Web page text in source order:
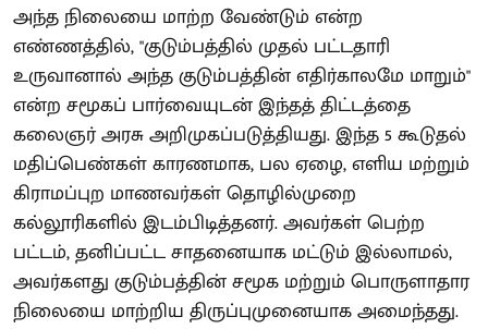
அந்த நிலையை மாற்ற வேண்டும் என்ற
எண்ணத்தில், "குடும்பத்தில் முதல் பட்டதாரி
உருவானால் அந்த குடும்பத்தின் எதிர்காலமே மாறும்"
என்ற சமூகப் பார்வையுடன் இந்தத் திட்டத்தை
கலைஞர் அரசு அறிமுகப்படுத்தியது. இந்த 5 கூடுதல்
மதிப்பெண்கள் காரணமாக, பல ஏழை, எளிய மற்றும்
கிராமப்புற மாணவர்கள் தொழில்முறை
கல்லூரிகளில் இடம்பிடித்தனர். அவர்கள் பெற்ற
பட்டம், தனிப்பட்ட சாதனையாக மட்டும் இல்லாமல்,
அவர்களது குடும்பத்தின் சமூக மற்றும் பொருளாதார
நிலையை மாற்றிய திருப்புமுனையாக அமைந்தது.